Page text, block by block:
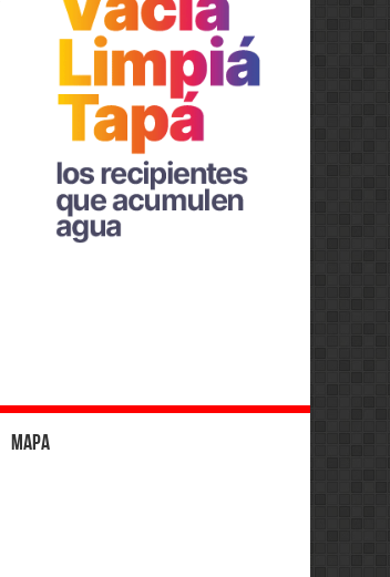
Mapa